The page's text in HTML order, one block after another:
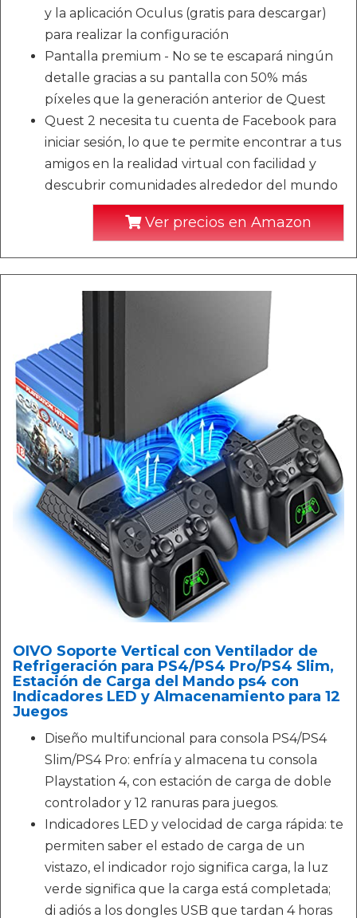
y la aplicación Oculus (gratis para descargar)
para realizar la configuración
Pantalla premium - No se te escapará ningún
detalle gracias a su pantalla con 50% más
píxeles que la generación anterior de Quest
Quest 2 necesita tu cuenta de Facebook para
iniciar sesión, lo que te permite encontrar a tus
amigos en la realidad virtual con facilidad y
descubrir comunidades alrededor del mundo
Ver precios en Amazon
OIVO Soporte Vertical con Ventilador de
Refrigeración para PS4/PS4 Pro/PS4 Slim,
Estación de Carga del Mando ps4 con
Indicadores LED y Almacenamiento para 12
Juegos
Diseño multifuncional para consola PS4/PS4
Slim/PS4 Pro: enfría y almacena tu consola
Playstation 4, con estación de carga de doble
controlador y 12 ranuras para juegos.
Indicadores LED y velocidad de carga rápida: te
permiten saber el estado de carga de un
vistazo, el indicador rojo significa carga, la luz
verde significa que la carga está completada;
di adiós a los dongles USB que tardan 4 horas